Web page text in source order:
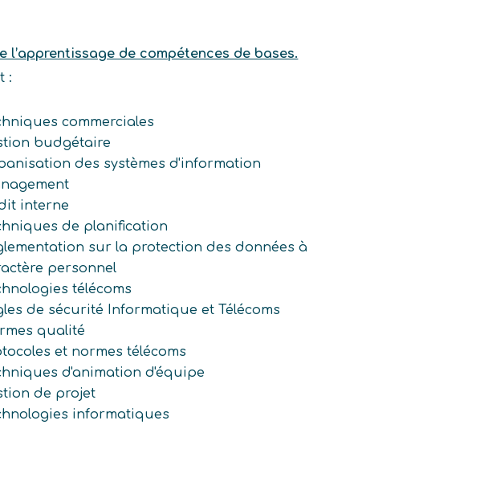
de compétences de bases.
:
commerciales
budgétaire
des systèmes d'information
interne
de planification
sur la protection des données à
personnel
télécoms
de sécurité Informatique et Télécoms
qualité
et normes télécoms
d'animation d'équipe
de projet
informatiques